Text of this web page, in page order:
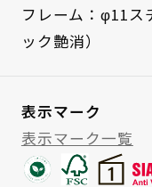
フレーム：φ11ス
ック艶消）
表示マーク
表示マーク一覧